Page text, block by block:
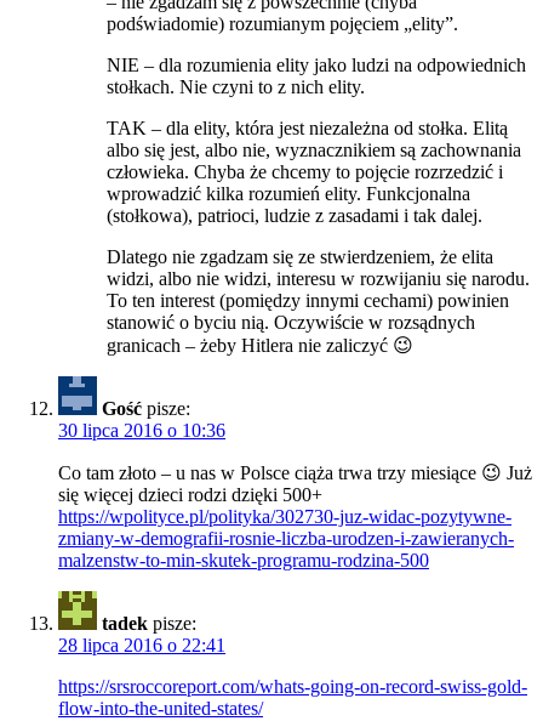
podświadomie) rozumianym pojęciem „elity”.
NIE – dla rozumienia elity jako ludzi na odpowiednich
stołkach. Nie czyni to z nich elity.
TAK – dla elity, która jest niezależna od stołka. Elitą
albo się jest, albo nie, wyznacznikiem są zachownania
człowieka. Chyba że chcemy to pojęcie rozrzedzić i
wprowadzić kilka rozumień elity. Funkcjonalna
(stołkowa), patrioci, ludzie z zasadami i tak dalej.
Dlatego nie zgadzam się ze stwierdzeniem, że elita
widzi, albo nie widzi, interesu w rozwijaniu się narodu.
To ten interest (pomiędzy innymi cechami) powinien
stanowić o byciu nią. Oczywiście w rozsądnych
granicach – żeby Hitlera nie zaliczyć 😉
Gość pisze:
30 lipca 2016 o 10:36
Co tam złoto – u nas w Polsce ciąża trwa trzy miesiące 😉 Już
się więcej dzieci rodzi dzięki 500+
https://wpolityce.pl/polityka/302730-juz-widac-pozytywne-
zmiany-w-demografii-rosnie-liczba-urodzen-i-zawieranych-
malzenstw-to-min-skutek-programu-rodzina-500
tadek pisze:
28 lipca 2016 o 22:41
https://srsroccoreport.com/whats-going-on-record-swiss-gold-
flow-into-the-united-states/